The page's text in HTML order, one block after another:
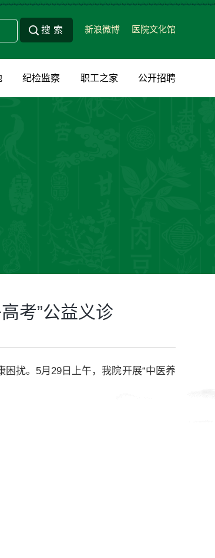
新浪微博 医院文化馆
纪检监察 职工之家 公开招聘
考”公益义诊
扰。5月29日上午，我院开展“中医养